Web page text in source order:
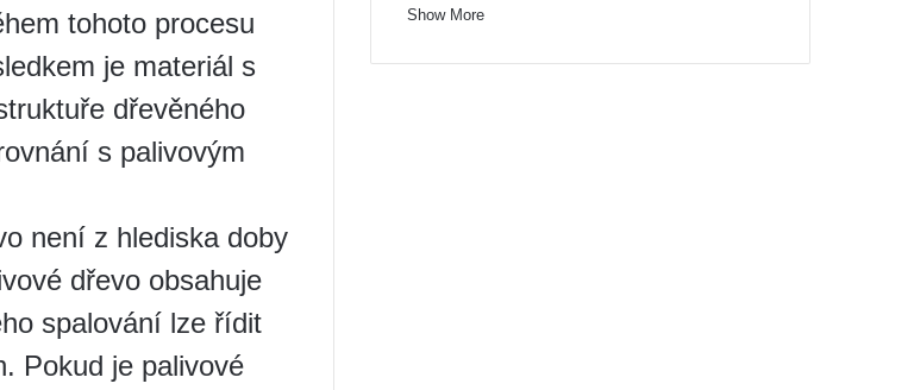
tohoto procesu
je materiál s
dřevěného
s palivovým
není z hlediska doby
dřevo obsahuje
spalování lze řídit
Pokud je palivové
Show More